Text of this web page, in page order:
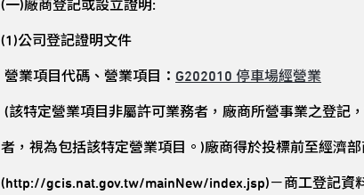
(一)廠商登記或設立證明:
(1)公司登記證明文件
營業項目代碼、營業項目： G202010 停車場經營業
(該特定營業項目非屬許可業務者，廠商所營事業之登記
者，視為包括該特定營業項目。)廠商得於投標前至經濟
(http://gcis.nat.gov.tw/mainNew/index.jsp)－商工登記資